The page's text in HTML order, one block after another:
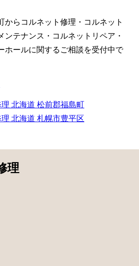
からコルネット修理・コルネット
ンテナンス・コルネットリペア・
ホールに関するご相談を受付中で
北海道 松前郡福島町
北海道 札幌市豊平区
理